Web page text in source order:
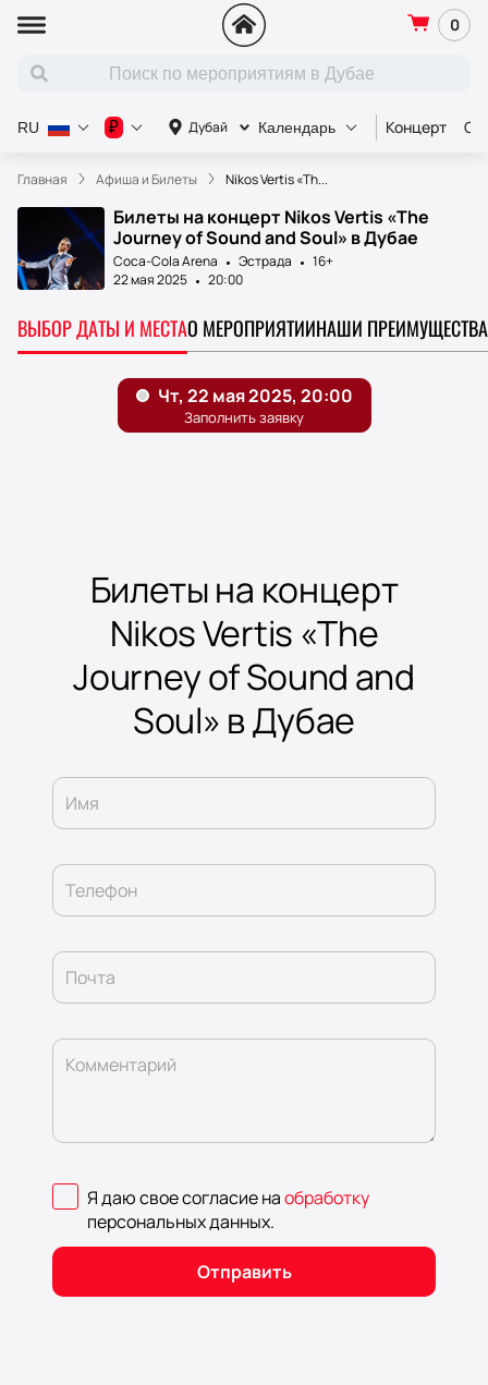
0
Дубай Календарь Концерт
RU ₽
Главная Афиша и Билеты Nikos Vertis «Th...
Билеты на концерт Nikos Vertis «The
Journey of Sound and Soul» в Дубае
Coca-Cola Arena Эстрада
16+
22 мая 2025
20:00
ВЫБОР ДАТЫ И МЕСТАО МЕРОПРИЯТИИНАШИ ПРЕИМУЩЕСТВА
Билеты на концерт
Nikos Vertis «The
Journey of Sound and
Soul» в Дубае
Имя
Телефон
Почта
Комментарий
Я даю свое согласие наобработку
персональных данных.
Отправить